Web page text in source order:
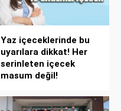
Yaz içeceklerinde bu
uyarılara dikkat! Her
serinleten içecek
masum değil!